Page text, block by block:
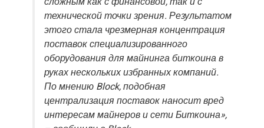
технической точки зрения. Результатом
этого стала чрезмерная концентрация
поставок специализированного
оборудования для майнинга биткоина в
руках нескольких избранных компаний.
По мнению Block, подобная ​​
централизация поставок наносит вред
интересам майнеров и сети Биткоина»,